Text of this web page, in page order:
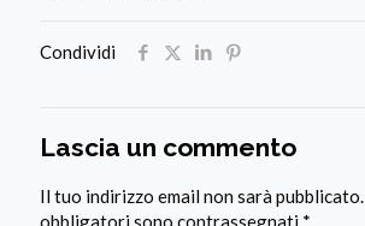
Condividi
Lascia un commento
Il tuo indirizzo email non sarà pubblicato.
obbligatori sono contrassegnati *